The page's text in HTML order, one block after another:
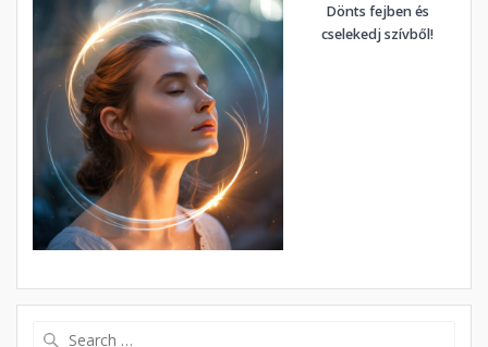
Dönts fejben és
cselekedj szívből!